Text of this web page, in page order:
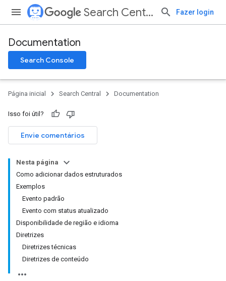
Search Central Fazer login
Documentation
Search Console
Página inicial Search Central Documentation
Isso foi útil?
Envie comentários
Nesta página
Como adicionar dados estruturados
Exemplos
Evento padrão
Evento com status atualizado
Disponibilidade de região e idioma
Diretrizes
Diretrizes técnicas
Diretrizes de conteúdo